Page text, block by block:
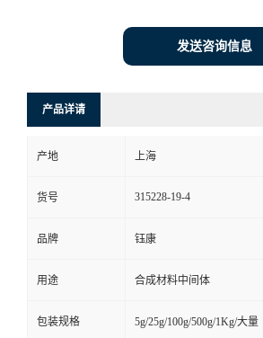
发送咨询信息
产品详请
产地 上海
货号 315228-19-4
品牌 钰康
用途 合成材料中间体
包装规格 5g/25g/100g/500g/1Kg/大量